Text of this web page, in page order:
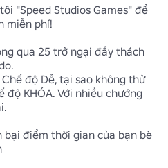
"Speed Studios Games" để
miễn phí!
qua 25 trở ngại đầy thách
độ Dễ, tại sao không thử
KHÓA. Với nhiều chướng
bại điểm thời gian của bạn bè